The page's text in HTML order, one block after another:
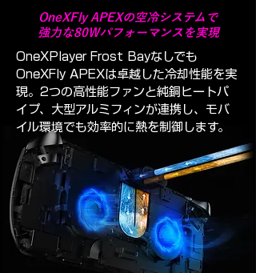
OneXFly APEXの空冷システムで
強力な80Wパフォーマンスを実現
OneXPlayer Frost Bayなしでも
OneXFly APEXは卓越した冷却性能を実
現。2つの高性能ファンと純銅ヒートパ
イプ、大型アルミフィンが連携し、モバ
イル環境でも効率的に熱を制御します。